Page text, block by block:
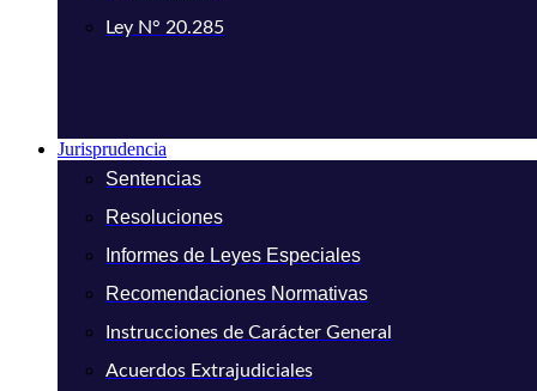
Ley N° 20.285
Jurisprudencia
Sentencias
Resoluciones
Informes de Leyes Especiales
Recomendaciones Normativas
Instrucciones de Carácter General
Acuerdos Extrajudiciales